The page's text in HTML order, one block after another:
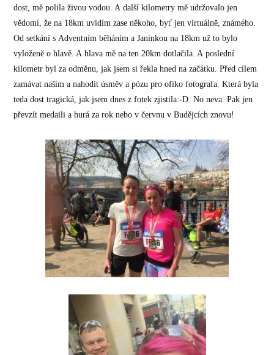
dost, mě polila živou vodou. A další kilometry mě udržovalo jen
vědomí, že na 18km uvidím zase někoho, byť jen virtuálně, známého.
Od setkání s Adventním běháním a Janinkou na 18km už to bylo
vyloženě o hlavě. A hlava mě na ten 20km dotlačila. A poslední
kilometr byl za odměnu, jak jsem si řekla hned na začátku. Před cílem
zamávat našim a nahodit úsměv a pózu pro ofiko fotografa. Která byla
teda dost tragická, jak jsem dnes z fotek zjistila:-D. No neva. Pak jen
převzít medaili a hurá za rok nebo v červnu v Budějcích znovu!